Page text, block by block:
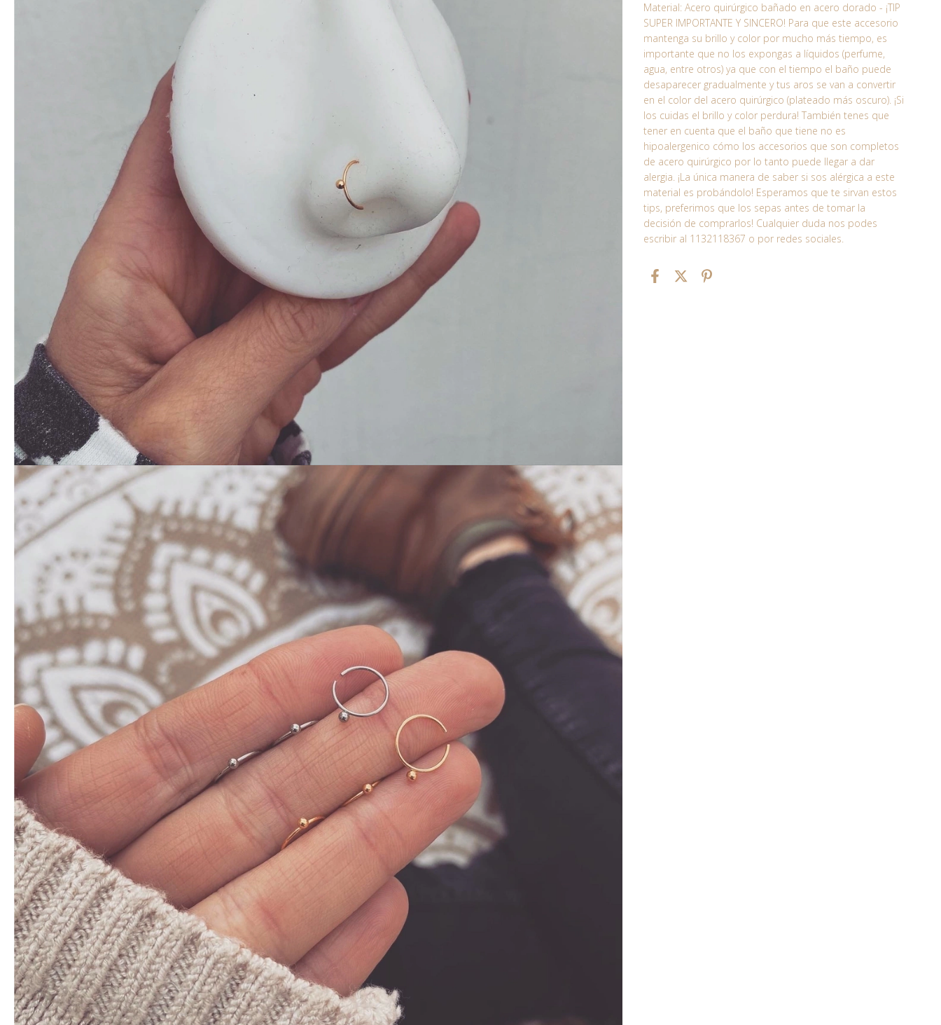
Material: Acero quirúrgico bañado en acero dorado - ¡TIP
SUPER IMPORTANTE Y SINCERO! Para que este accesorio
mantenga su brillo y color por mucho más tiempo, es
importante que no los expongas a líquidos (perfume,
agua, entre otros) ya que con el tiempo el baño puede
desaparecer gradualmente y tus aros se van a convertir
en el color del acero quirúrgico (plateado más oscuro). ¡Si
los cuidas el brillo y color perdura! También tenes que
tener en cuenta que el baño que tiene no es
hipoalergenico cómo los accesorios que son completos
de acero quirúrgico por lo tanto puede llegar a dar
alergia. ¡La única manera de saber si sos alérgica a este
material es probándolo! Esperamos que te sirvan estos
tips, preferimos que los sepas antes de tomar la
decisión de comprarlos! Cualquier duda nos podes
escribir al 1132118367 o por redes sociales.